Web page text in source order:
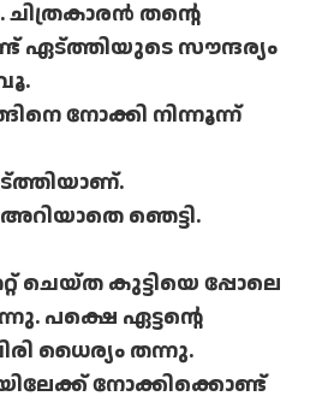
ചിത്രകാരന്‍ തന്റെ
ഏട്ത്തിയുടെ സൗന്ദര്യം
നോക്കി നിന്നൂന്ന്
അറിയാതെ ഞെട്ടി.
ചെയ്ത കുട്ടിയെ പ്പോലെ
പക്ഷെ ഏട്ടന്റെ
ധൈര്യം തന്നു.
നോക്കിക്കൊണ്ട്